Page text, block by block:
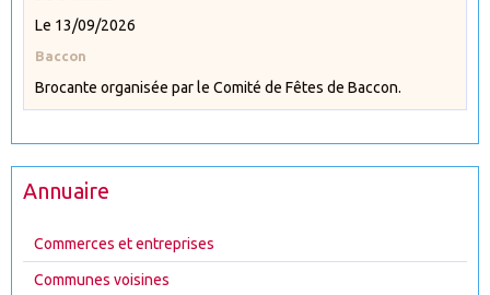
Le 13/09/2026
Baccon
Brocante organisée par le Comité de Fêtes de Baccon.
Annuaire
Commerces et entreprises
Communes voisines